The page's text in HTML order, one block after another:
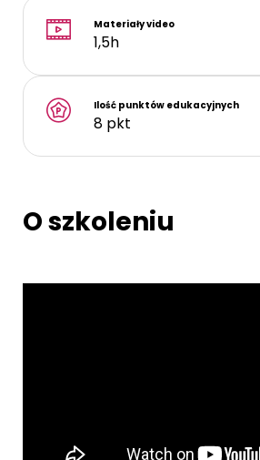
Materiały video
1,5h
Ilość punktów edukacyjnych
8 pkt
O szkoleniu